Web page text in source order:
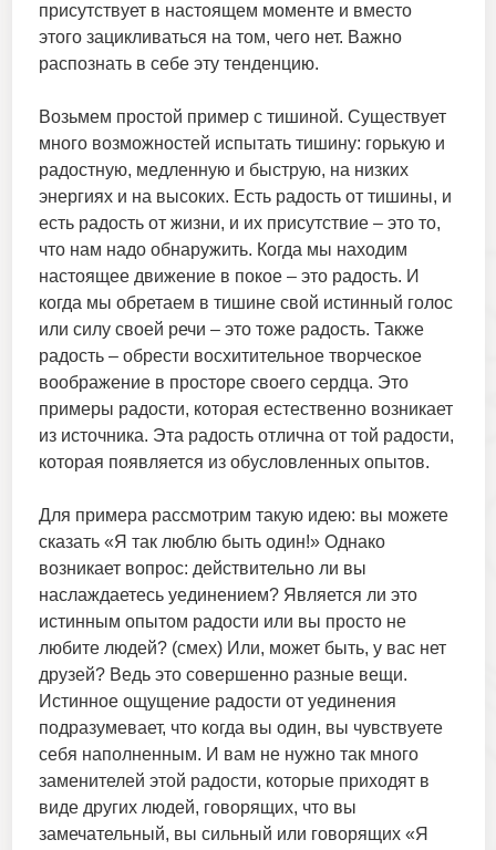
присутствует в настоящем моменте и вместо
этого зацикливаться на том, чего нет. Важно
распознать в себе эту тенденцию.
Возьмем простой пример с тишиной. Существует
много возможностей испытать тишину: горькую и
радостную, медленную и быструю, на низких
энергиях и на высоких. Есть радость от тишины, и
есть радость от жизни, и их присутствие – это то,
что нам надо обнаружить. Когда мы находим
настоящее движение в покое – это радость. И
когда мы обретаем в тишине свой истинный голос
или силу своей речи – это тоже радость. Также
радость – обрести восхитительное творческое
воображение в просторе своего сердца. Это
примеры радости, которая естественно возникает
из источника. Эта радость отлична от той радости,
которая появляется из обусловленных опытов.
Для примера рассмотрим такую идею: вы можете
сказать «Я так люблю быть один!» Однако
возникает вопрос: действительно ли вы
наслаждаетесь уединением? Является ли это
истинным опытом радости или вы просто не
любите людей? (смех) Или, может быть, у вас нет
друзей? Ведь это совершенно разные вещи.
Истинное ощущение радости от уединения
подразумевает, что когда вы один, вы чувствуете
себя наполненным. И вам не нужно так много
заменителей этой радости, которые приходят в
виде других людей, говорящих, что вы
замечательный, вы сильный или говорящих «Я